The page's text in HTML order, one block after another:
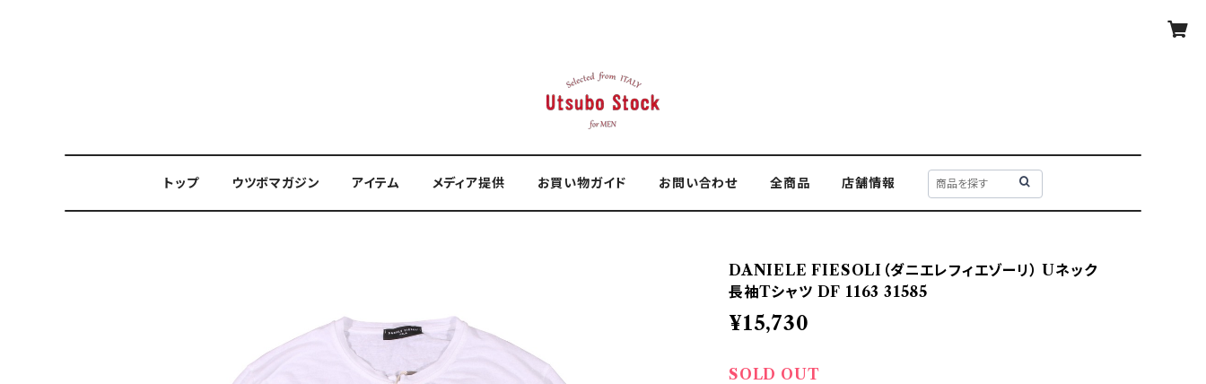
トップ ウツボマガジン アイテム メディア提供 お買い物ガイド お問い合わせ 全商品 店舗情報
DANIELE FIESOLI（ダニエレフィエゾーリ） Uネック
長袖Tシャツ DF 1163 31585
¥15,730
SOLD OUT